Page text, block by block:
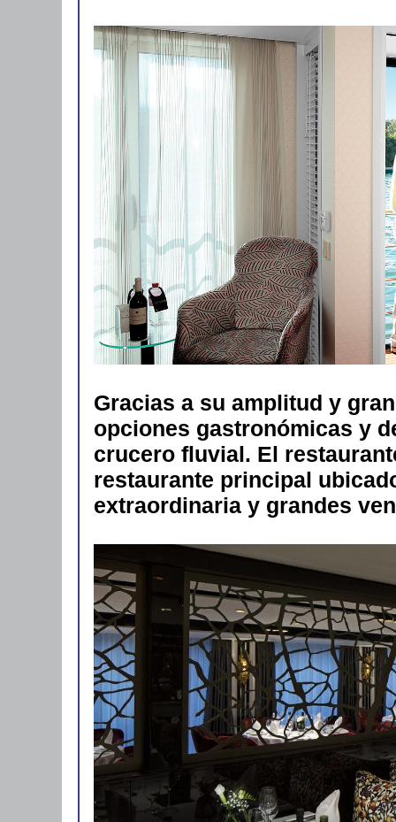
Gracias a su amplitud y
opciones gastronómicas y
crucero fluvial. El
restaurante principal
extraordinaria y grandes